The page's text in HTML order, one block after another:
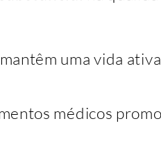
uma vida
médicos